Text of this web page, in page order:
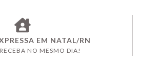
EM NATAL/RN
NO MESMO DIA!